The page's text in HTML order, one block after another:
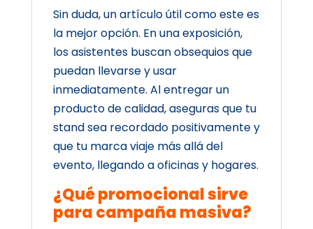
Sin duda, un artículo útil como este es
la mejor opción. En una exposición,
los asistentes buscan obsequios que
puedan llevarse y usar
inmediatamente. Al entregar un
producto de calidad, aseguras que tu
stand sea recordado positivamente y
que tu marca viaje más allá del
evento, llegando a oficinas y hogares.
¿Qué promocional sirve
para campaña masiva?